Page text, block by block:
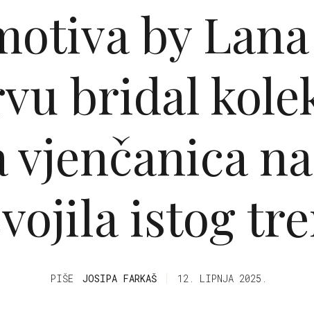
by
bridal
vjenčanica
istog
PIŠE JOSIPA FARKAŠ 12. LIPNJA 2025.